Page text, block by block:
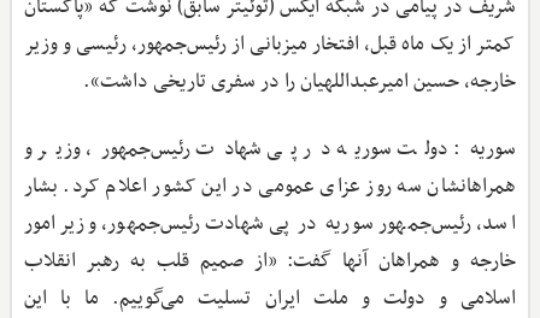
شریف در پیامی در شبکه ایکس (توئیتر سابق) نوشت که «پاکستان
کمتر از یک ماه قبل، افتخار میزبانی از رئیس‌جمهور، رئیسی و وزیر
خارجه، حسین امیرعبداللهیان را در سفری تاریخی داشت».
سوریه: دولت سوریه در پی شهادت رئیس‌جمهور، وزیر و
همراهانشان سه روز عزای عمومی در این کشور اعلام کرد. بشار
اسد، رئیس‌جمهور سوریه در پی شهادت رئیس‌جمهور، وزیر امور
خارجه و همراهان آنها گفت: «از صمیم قلب به رهبر انقلاب
اسلامی و دولت و ملت ایران تسلیت می‌گوییم. ما با این